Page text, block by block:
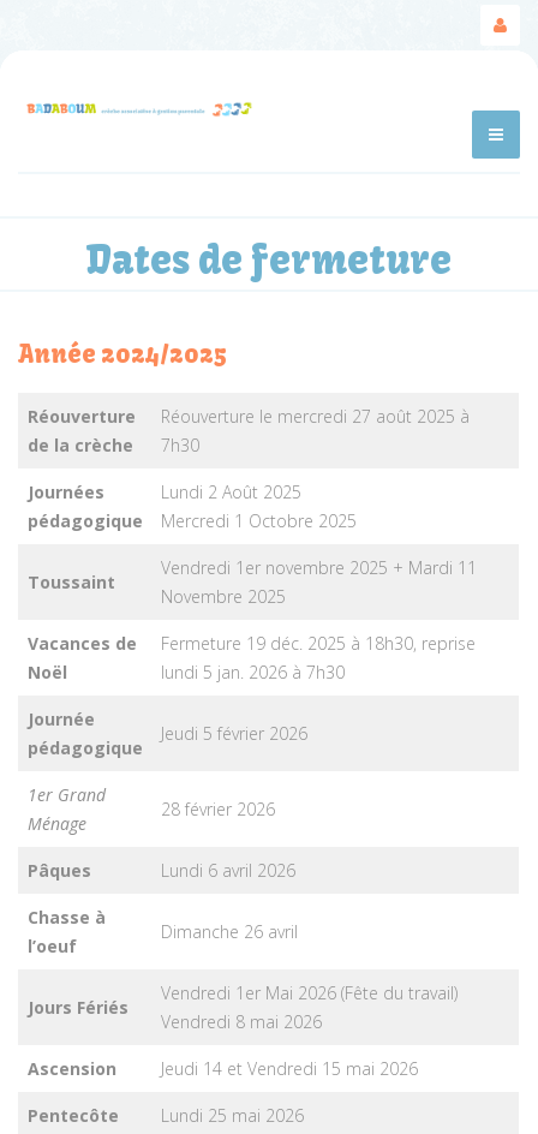
Dates de fermeture
Année 2024/2025
Réouverture
de la crèche
Réouverture le mercredi 27 août 2025 à
7h30
Journées
pédagogique
Lundi 2 Août 2025
Mercredi 1 Octobre 2025
Toussaint
Vendredi 1er novembre 2025 + Mardi 11
Novembre 2025
Vacances de
Noël
Fermeture 19 déc. 2025 à 18h30, reprise
lundi 5 jan. 2026 à 7h30
Journée
pédagogique
Jeudi 5 février 2026
1er Grand
Ménage
28 février 2026
Pâques Lundi 6 avril 2026
Chasse à
l’oeuf
Dimanche 26 avril
Jours Fériés
Vendredi 1er Mai 2026 (Fête du travail)
Vendredi 8 mai 2026
Ascension Jeudi 14 et Vendredi 15 mai 2026
Pentecôte Lundi 25 mai 2026